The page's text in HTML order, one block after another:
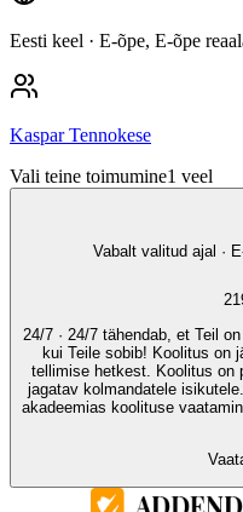
Eesti keel · E-õpe, E-õpe
Kaspar Tennokese
Vali teine toimumine1 veel
Vabalt valitud ajal ·
24/7 · 24/7 tähendab, et Teil
kui Teile sobib! Koolitus on
tellimise hetkest. Koolitus on
jagatav kolmandatele
akadeemias koolituse